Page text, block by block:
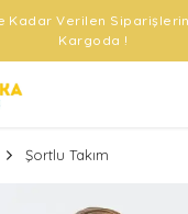
Kadar Verilen
Kargoda !
Şortlu Takım